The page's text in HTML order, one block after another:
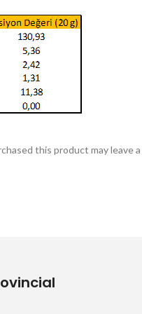
this product may leave a